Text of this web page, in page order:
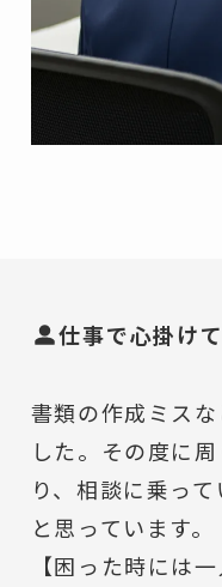
仕事で心掛け
書類の作成ミス
した。その度に
り、相談に乗っ
と思っています。
【困った時には